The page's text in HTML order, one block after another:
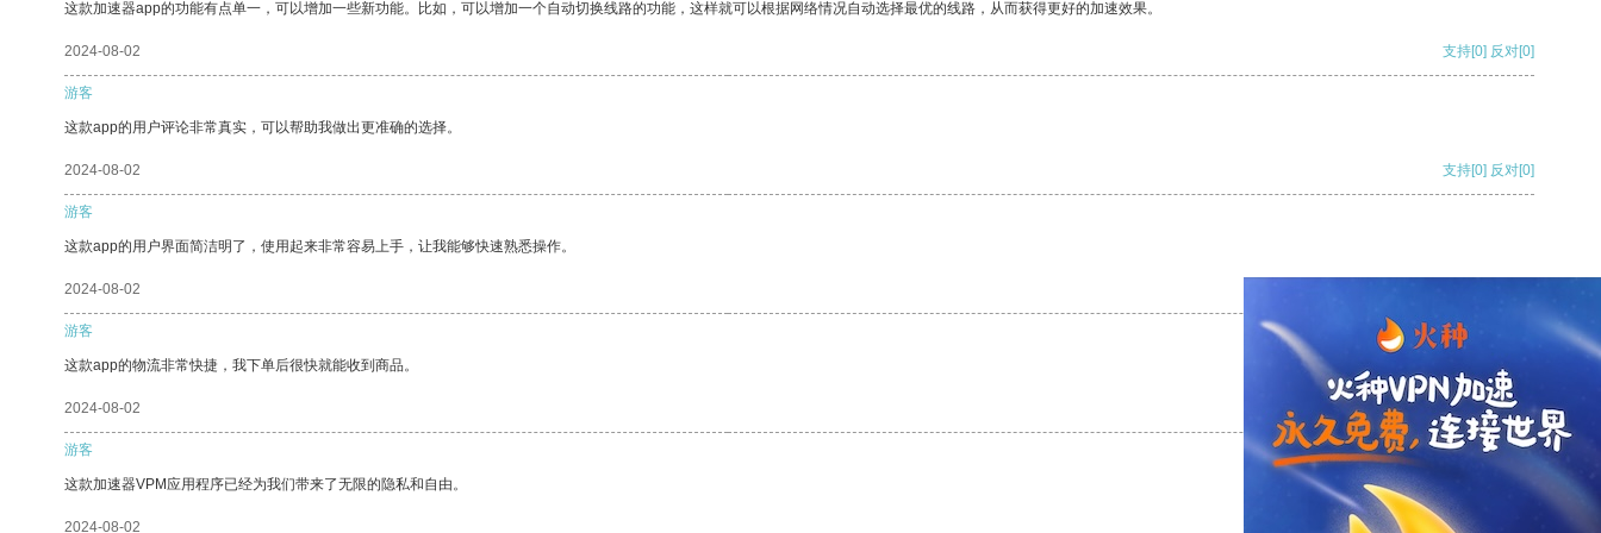
这款加速器app的功能有点单一，可以增加一些新功能。比如，可以增加一个自动切换线路的功能，这样就可以根据网络情况自动选择最优的线路，从而获得更好的加速效果。
2024-08-02 支持[0] 反对[0]
游客
这款app的用户评论非常真实，可以帮助我做出更准确的选择。
2024-08-02 支持[0] 反对[0]
游客
这款app的用户界面简洁明了，使用起来非常容易上手，让我能够快速熟悉操作。
2024-08-02
游客
这款app的物流非常快捷，我下单后很快就能收到商品。
2024-08-02 支持 [0] 反对 [0]
游客
这款加速器VPM应用程序已经为我们带来了无限的隐私和自由。
2024-08-02 支持